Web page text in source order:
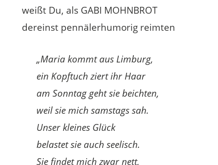
weißt Du, als GABI MOHNBROT
dereinst pennälerhumorig reimten
„Maria kommt aus Limburg,
ein Kopftuch ziert ihr Haar
am Sonntag geht sie beichten,
weil sie mich samstags sah.
Unser kleines Glück
belastet sie auch seelisch.
Sie findet mich zwar nett,